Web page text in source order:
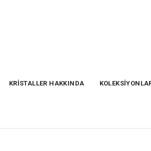
KRİSTALLER HAKKINDA